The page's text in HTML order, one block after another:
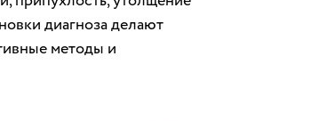
диагноза делают
методы и